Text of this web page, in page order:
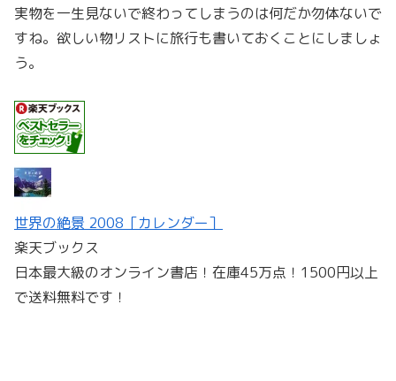
実物を一生見ないで終わってしまうのは何だか勿体ないで
すね。欲しい物リストに旅行も書いておくことにしましょ
う。
世界の絶景 2008［カレンダー］
楽天ブックス
日本最大級のオンライン書店！在庫45万点！1500円以上
で送料無料です！